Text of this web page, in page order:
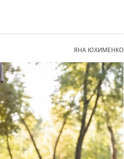
ЯНА ЮХИМЕНКО